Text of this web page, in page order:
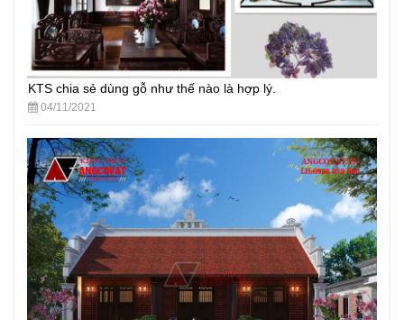
KTS chia sẻ dùng gỗ như thế nào là hợp lý.
04/11/2021